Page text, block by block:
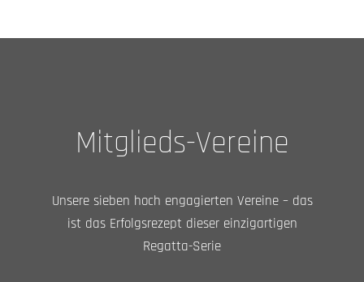
Mitglieds-Vereine
Unsere sieben hoch engagierten Vereine – das
ist das Erfolgsrezept dieser einzigartigen
Regatta-Serie